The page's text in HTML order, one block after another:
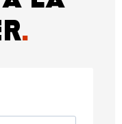
.